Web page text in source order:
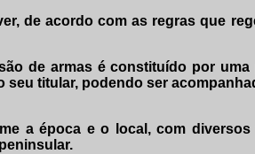
de acordo com as regras que
de armas é constituído por
titular, podendo ser
a época e o local, com